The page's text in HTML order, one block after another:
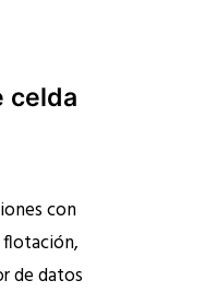
celda
con
flotación,
de datos